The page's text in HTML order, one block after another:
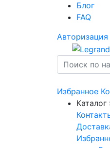
Блог
FAQ
Авторизация
Избранное
Каталог